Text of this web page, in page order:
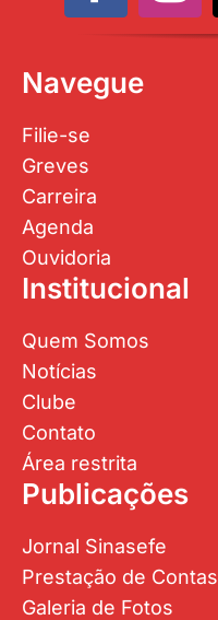
Navegue
Filie-se
Greves
Carreira
Agenda
Ouvidoria
Institucional
Quem Somos
Notícias
Clube
Contato
Área restrita
Publicações
Jornal Sinasefe
Prestação de Contas
Galeria de Fotos